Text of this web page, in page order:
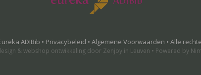
ADIBib • Privacybeleid • Algemene Voorwaarden • Alle
& webshop ontwikkelingdoor Zenjoy in Leuven • Powered by